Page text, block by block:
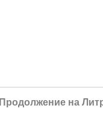
Продолжение на